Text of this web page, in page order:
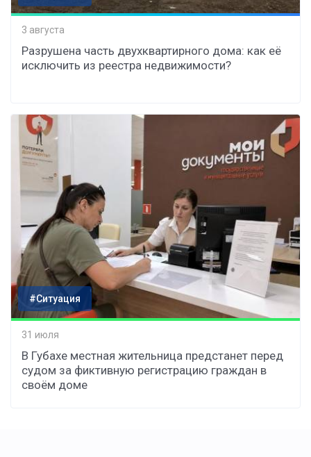
3 августа
Разрушена часть двухквартирного дома: как её
исключить из реестра недвижимости?
#Ситуация
31 июля
В Губахе местная жительница предстанет перед
судом за фиктивную регистрацию граждан в
своём доме